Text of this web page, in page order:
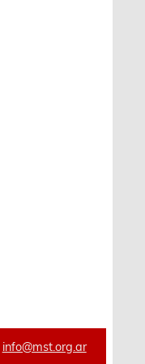
info@mst.org.ar